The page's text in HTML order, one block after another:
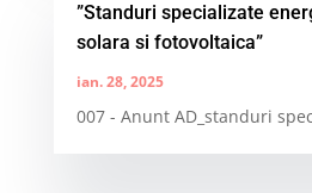
”Standuri specializate
solara si fotovoltaica”
ian. 28, 2025
007 - Anunt AD_standuri